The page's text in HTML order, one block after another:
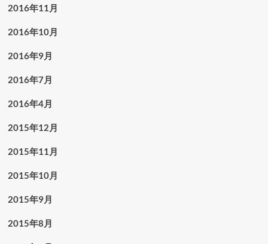
2016年11月
2016年10月
2016年9月
2016年7月
2016年4月
2015年12月
2015年11月
2015年10月
2015年9月
2015年8月